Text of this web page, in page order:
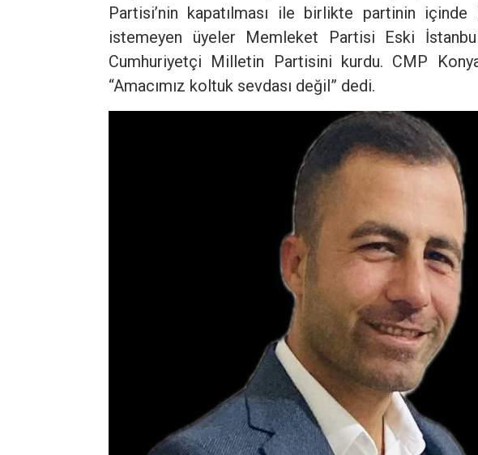
Partisi’nin kapatılması ile birlikte partinin içinde
istemeyen üyeler Memleket Partisi Eski İstanbul
Cumhuriyetçi Milletin Partisini kurdu. CMP
“Amacımız koltuk sevdası değil” dedi.